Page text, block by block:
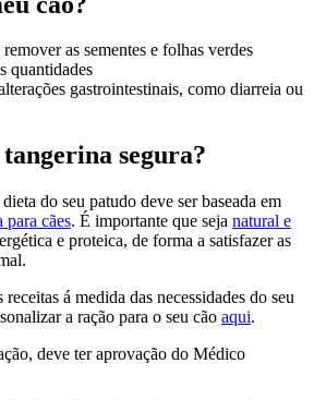
as sementes e folhas verdes
quantidades
gastrointestinais, como diarreia ou
segura?
do seu patudo deve ser baseada em
para cães. É importante que seja natural e
e proteica, de forma a satisfazer as
á medida das necessidades do seu
a ração para o seu cão aqui.
deve ter aprovação do Médico